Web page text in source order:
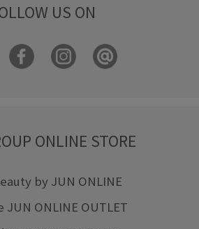
US ON
ONLINE STORE
by JUN ONLINE
JUN ONLINE OUTLET